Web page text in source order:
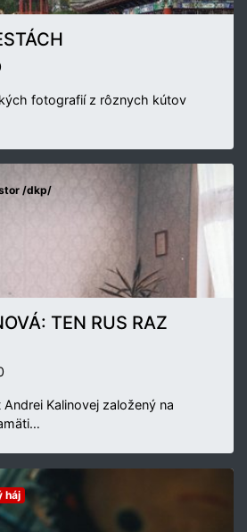
fotografií z rôznych kútov
/dkp/
TEN RUS RAZ
Kalinovej založený na
háj